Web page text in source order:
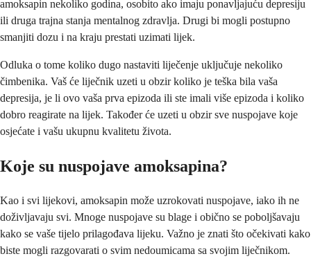
amoksapin nekoliko godina, osobito ako imaju ponavljajuću depresiju
ili druga trajna stanja mentalnog zdravlja. Drugi bi mogli postupno
smanjiti dozu i na kraju prestati uzimati lijek.
Odluka o tome koliko dugo nastaviti liječenje uključuje nekoliko
čimbenika. Vaš će liječnik uzeti u obzir koliko je teška bila vaša
depresija, je li ovo vaša prva epizoda ili ste imali više epizoda i koliko
dobro reagirate na lijek. Također će uzeti u obzir sve nuspojave koje
osjećate i vašu ukupnu kvalitetu života.
Koje su nuspojave amoksapina?
Kao i svi lijekovi, amoksapin može uzrokovati nuspojave, iako ih ne
doživljavaju svi. Mnoge nuspojave su blage i obično se poboljšavaju
kako se vaše tijelo prilagođava lijeku. Važno je znati što očekivati kako
biste mogli razgovarati o svim nedoumicama sa svojim liječnikom.